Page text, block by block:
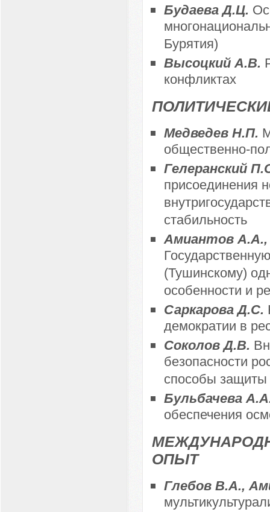
Будаева Д.Ц.
Бурятия)
Высоцкий А.В.
конфликтах
Медведев Н.П.
общественно-
Гелеранский
присоединения
стабильность
Амиантов А.А.,
(Тушинскому)
особенности и
Саркарова Д.С.
демократии в
Соколов Д.В.
безопасности
способы защиты
Бульбачева
обеспечения
ОПЫТ
Глебов В.А.,